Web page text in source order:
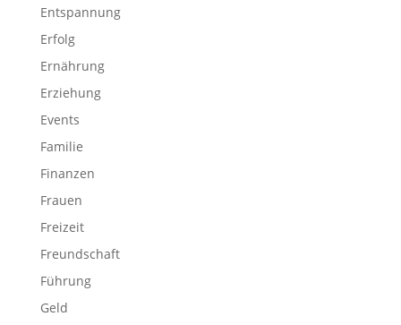
Entspannung
Erfolg
Ernährung
Erziehung
Events
Familie
Finanzen
Frauen
Freizeit
Freundschaft
Führung
Geld